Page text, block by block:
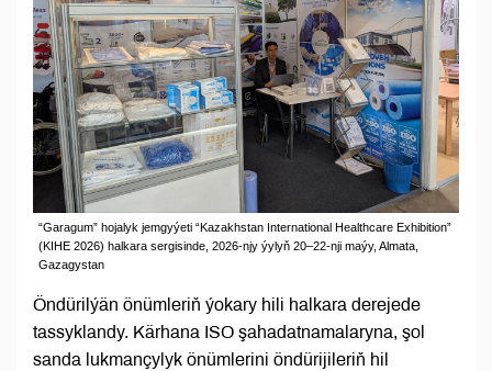
“Garagum” hojalyk jemgyýeti “Kazakhstan International Healthcare Exhibition”
(KIHE 2026) halkara sergisinde, 2026-njy ýylyň 20–22-nji maýy, Almata,
Gazagystan
Öndürilýän önümleriň ýokary hili halkara derejede
tassyklandy. Kärhana ISO şahadatnamalaryna, şol
sanda lukmançylyk önümlerini öndürijileriň hil